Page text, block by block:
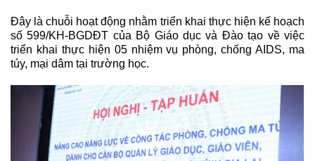
Đây là chuỗi hoạt động nhằm triển khai thực hiện kế hoạch
số 599/KH-BGDĐT của Bộ Giáo dục và Đào tạo về việc
triển khai thực hiện 05 nhiệm vụ phòng, chống AIDS, ma
túy, mại dâm tại trường học.